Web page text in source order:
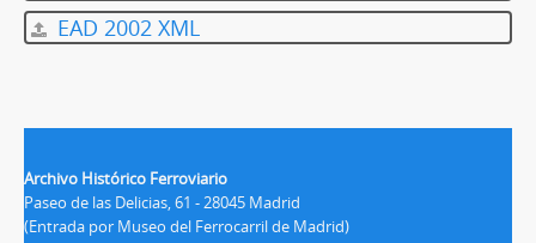
EAD 2002 XML
Archivo Histórico Ferroviario
Paseo de las Delicias, 61 - 28045 Madrid
(Entrada por Museo del Ferrocarril de Madrid)